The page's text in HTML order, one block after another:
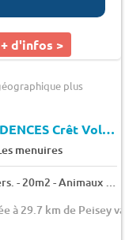
+ d'infos >
plus
SOWELL RESIDENCES Crêt Voland
menuires
à 29.7 km de Peisey